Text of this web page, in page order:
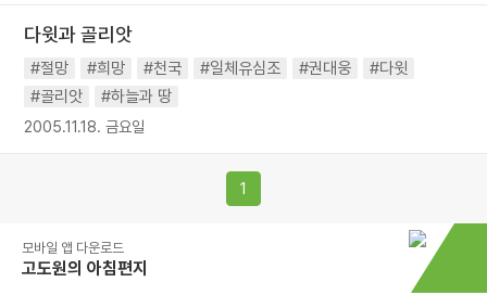
다윗과 골리앗
#절망 #희망 #천국 #일체유심조 #권대웅
#다윗
#골리앗
#하늘과 땅
2005.11.18. 금요일
1
모바일 앱 다운로드
고도원의 아침편지